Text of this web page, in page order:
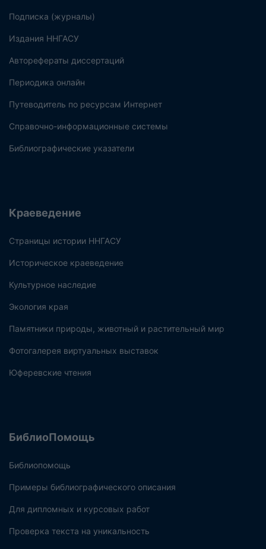
Подписка (журналы)
Издания ННГАСУ
Авторефераты диссертаций
Периодика онлайн
Путеводитель по ресурсам Интернет
Справочно-информационные системы
Библиографические указатели
Краеведение
Страницы истории ННГАСУ
Историческое краеведение
Культурное наследие
Экология края
Памятники природы, животный и растительный мир
Фотогалерея виртуальных выставок
Юферевские чтения
БиблиоПомощь
Библиопомощь
Примеры библиографического описания
Для дипломных и курсовых работ
Проверка текста на уникальность